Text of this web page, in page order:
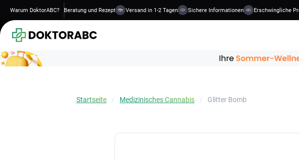
Warum DoktorABC?Online-Beratung und Rezept Versand in 1-2 Tagen Sichere Informationen Erschwingliche Preise
Startseite Medizinisches Cannabis Glitter Bomb